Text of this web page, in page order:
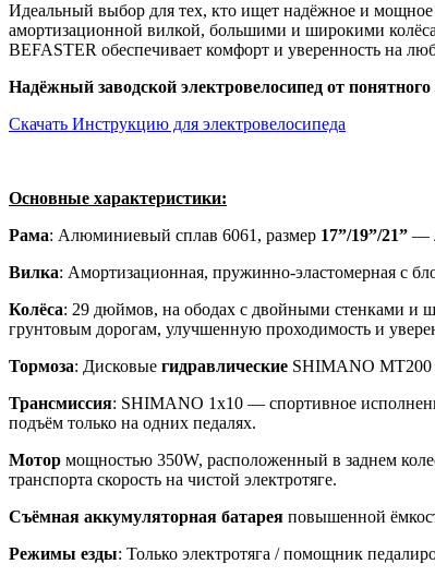
Идеальный выбор для тех, кто ищет надёжное и мощное
амортизационной вилкой, большими и широкими
BEFASTER обеспечивает комфорт и уверенность на
Надёжный заводской электровелосипед от
Скачать Инструкцию для электровелосипеда
Основные характеристики:
Рама: Алюминиевый сплав 6061, размер 17”/19”/21” —
Вилка: Амортизационная, пружинно-эластомерная с
Колёса: 29 дюймов, на ободах с двойными стенками и
грунтовым дорогам, улучшенную проходимость и
Тормоза: Дисковые гидравлические SHIMANO MT200
Трансмиссия: SHIMANO 1х10 — спортивное
подъём только на одних педалях.
Мотор мощностью 350W, расположенный в заднем
транспорта скорость на чистой электротяге.
Съёмная аккумуляторная батарея повышенной
Режимы езды: Только электротяга / помощник